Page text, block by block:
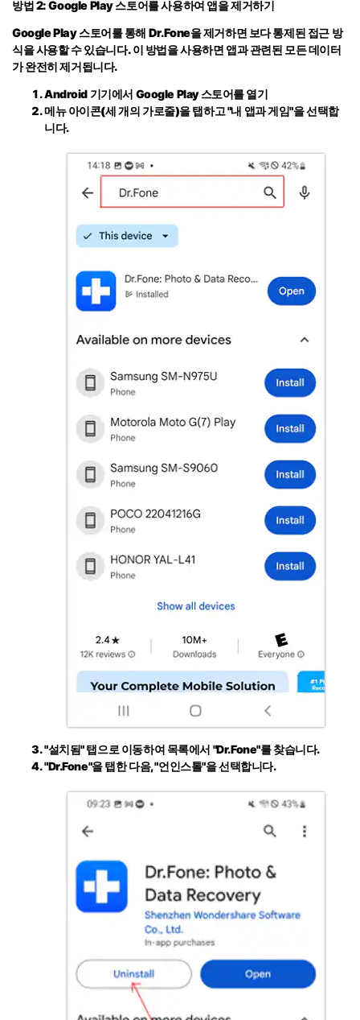
방법 2: Google Play 스토어를 사용하여 앱을 제거하기
Google Play 스토어를 통해 Dr.Fone을 제거하면 보다 통제된 접근 방
식을 사용할 수 있습니다. 이 방법을 사용하면 앱과 관련된 모든 데이터
가 완전히 제거됩니다.
Android 기기에서 Google Play 스토어를 열기
메뉴 아이콘(세 개의 가로줄)을 탭하고"내 앱과 게임"을 선택합
니다.
"설치됨"탭으로 이동하여 목록에서 "Dr.Fone"를 찾습니다.
"Dr.Fone"을 탭한 다음,"언인스톨"을 선택합니다.